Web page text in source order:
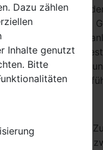
Dazu zählen
Inhalte genutzt
Bitte
zwischen
Baugrund- und
der
verlegt und
werden.
Arbeiten
die Gehwege,